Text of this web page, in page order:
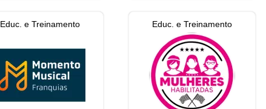
Educ. e Treinamento Educ. e Treinamento